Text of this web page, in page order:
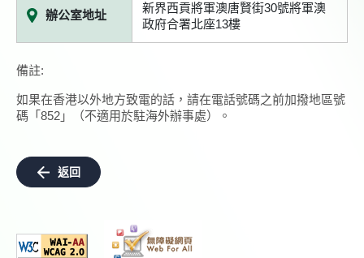
辦公室地址
新界西貢將軍澳唐賢街30號將軍澳
政府合署北座13樓
備註:
如果在香港以外地方致電的話，請在電話號碼之前加撥地區號
碼「852」（不適用於駐海外辦事處）。
返回